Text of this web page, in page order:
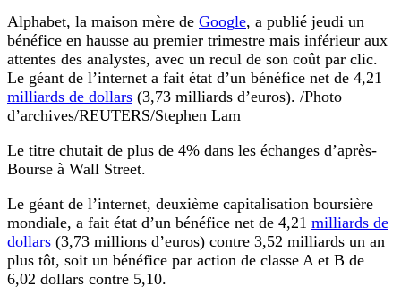
Alphabet, la maison mère de Google, a publié jeudi un
bénéfice en hausse au premier trimestre mais inférieur aux
attentes des analystes, avec un recul de son coût par clic.
Le géant de l’internet a fait état d’un bénéfice net de 4,21
milliards de dollars (3,73 milliards d’euros). /Photo
d’archives/REUTERS/Stephen Lam
Le titre chutait de plus de 4% dans les échanges d’après-
Bourse à Wall Street.
Le géant de l’internet, deuxième capitalisation boursière
mondiale, a fait état d’un bénéfice net de 4,21 milliards de
dollars (3,73 millions d’euros) contre 3,52 milliards un an
plus tôt, soit un bénéfice par action de classe A et B de
6,02 dollars contre 5,10.